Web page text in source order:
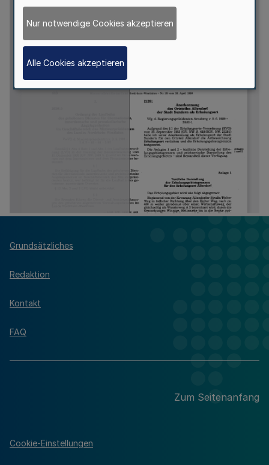
Grundsätzliches
Redaktion
Kontakt
FAQ
Zum Seitenanfang
Cookie-Einstellungen
Nur notwendige Cookies akzeptieren
Alle Cookies akzeptieren